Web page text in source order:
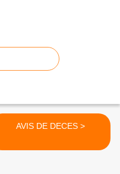
AVIS DE DECES >